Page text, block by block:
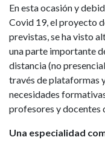
En esta ocasión y
Covid 19, el proyecto
previstas, se ha visto
una parte importante
distancia (no
través de plataformas
necesidades
profesores y docentes
Una especialidad